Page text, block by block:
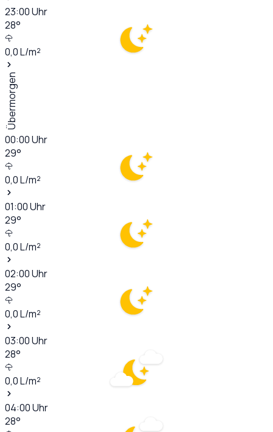
23:00Uhr
28°
0,0L/m²
Übermorgen
00:00Uhr
29°
0,0L/m²
01:00Uhr
29°
0,0L/m²
02:00Uhr
29°
0,0L/m²
03:00Uhr
28°
0,0L/m²
04:00Uhr
28°